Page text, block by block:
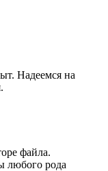
Надеемся на
файла.
любого рода